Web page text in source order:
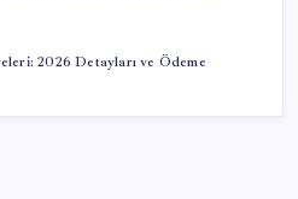
2026 Detayları ve Ödeme